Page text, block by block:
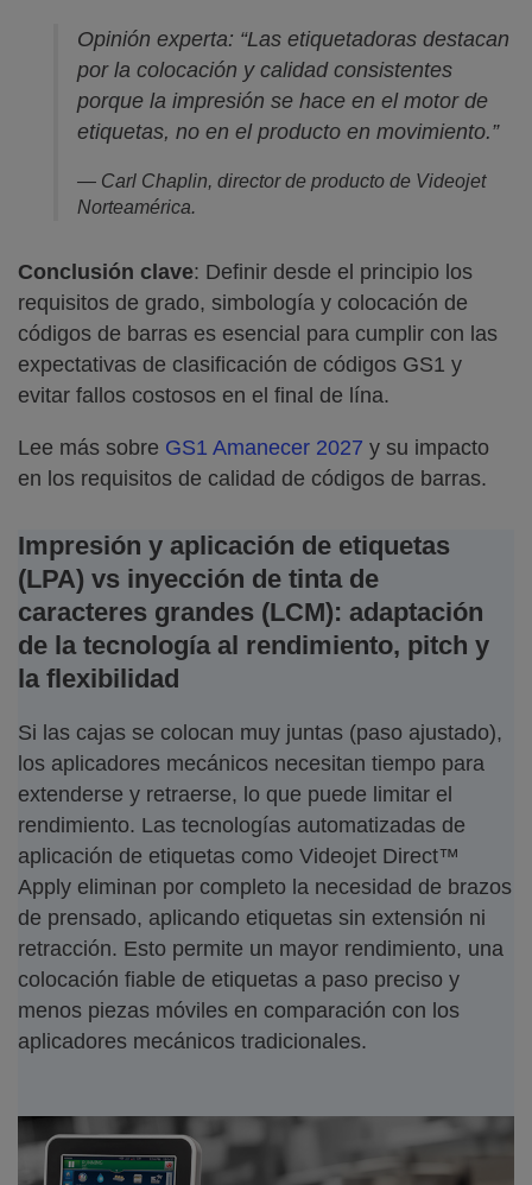
Opinión experta: “Las etiquetadoras destacan
por la colocación y calidad consistentes
porque la impresión se hace en el motor de
etiquetas, no en el producto en movimiento.”
— Carl Chaplin, director de producto de Videojet
Norteamérica.
Conclusión clave: Definir desde el principio los
requisitos de grado, simbología y colocación de
códigos de barras es esencial para cumplir con las
expectativas de clasificación de códigos GS1 y
evitar fallos costosos en el final de lína.
Lee más sobre GS1 Amanecer 2027 y su impacto
en los requisitos de calidad de códigos de barras.
Impresión y aplicación de etiquetas
(LPA) vs inyección de tinta de
caracteres grandes (LCM): adaptación
de la tecnología al rendimiento, pitch y
la flexibilidad
Si las cajas se colocan muy juntas (paso ajustado),
los aplicadores mecánicos necesitan tiempo para
extenderse y retraerse, lo que puede limitar el
rendimiento. Las tecnologías automatizadas de
aplicación de etiquetas como Videojet Direct™
Apply eliminan por completo la necesidad de brazos
de prensado, aplicando etiquetas sin extensión ni
retracción. Esto permite un mayor rendimiento, una
colocación fiable de etiquetas a paso preciso y
menos piezas móviles en comparación con los
aplicadores mecánicos tradicionales.